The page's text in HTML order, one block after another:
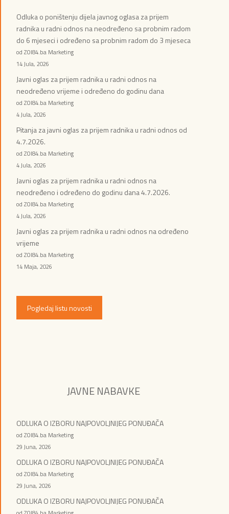
Odluka o poništenju dijela javnog oglasa za prijem
radnika u radni odnos na neodređeno sa probnim radom
do 6 mjeseci i određeno sa probnim radom do 3 mjeseca
od ZOI84.ba Marketing
14 Jula, 2026
Javni oglas za prijem radnika u radni odnos na
neodređeno vrijeme i određeno do godinu dana
od ZOI84.ba Marketing
4 Jula, 2026
Pitanja za javni oglas za prijem radnika u radni odnos od
4.7.2026.
od ZOI84.ba Marketing
4 Jula, 2026
Javni oglas za prijem radnika u radni odnos na
neodređeno i određeno do godinu dana 4.7.2026.
od ZOI84.ba Marketing
4 Jula, 2026
Javni oglas za prijem radnika u radni odnos na određeno
vrijeme
od ZOI84.ba Marketing
14 Maja, 2026
Pogledaj listu novosti
JAVNE NABAVKE
ODLUKA O IZBORU NAJPOVOLJNIJEG PONUĐAČA
od ZOI84.ba Marketing
29 Juna, 2026
ODLUKA O IZBORU NAJPOVOLJNIJEG PONUĐAČA
od ZOI84.ba Marketing
29 Juna, 2026
ODLUKA O IZBORU NAJPOVOLJNIJEG PONUĐAČA